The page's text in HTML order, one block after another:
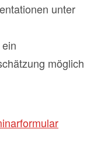
unter
möglich